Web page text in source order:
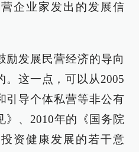
企业家发出的发展信
励发展民营经济的导向
。这一点，可以从2005
引导个体私营等非公有
》、2010年的《国务院
资健康发展的若干意